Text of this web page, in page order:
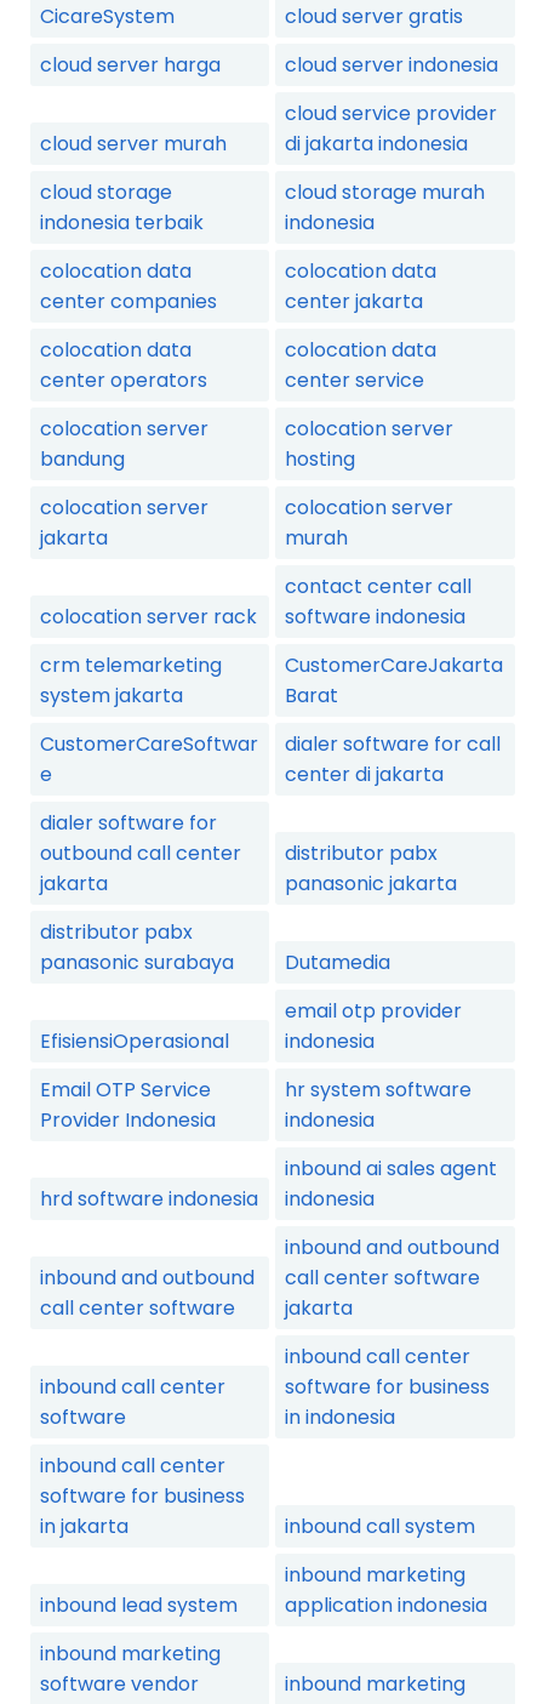
CicareSystem
cloud server gratis
cloud server harga
cloud server indonesia
cloud server murah
cloud service provider
di jakarta indonesia
cloud storage
indonesia terbaik
cloud storage murah
indonesia
colocation data
center companies
colocation data
center jakarta
colocation data
center operators
colocation data
center service
colocation server
bandung
colocation server
hosting
colocation server
jakarta
colocation server
murah
colocation server rack
contact center call
software indonesia
crm telemarketing
system jakarta
CustomerCareJakarta
Barat
CustomerCareSoftwar
e
dialer software for call
center di jakarta
dialer software for
outbound call center
jakarta
distributor pabx
panasonic jakarta
distributor pabx
panasonic surabaya
Dutamedia
EfisiensiOperasional
email otp provider
indonesia
Email OTP Service
Provider Indonesia
hr system software
indonesia
hrd software indonesia
inbound ai sales agent
indonesia
inbound and outbound
call center software
inbound and outbound
call center software
jakarta
inbound call center
software
inbound call center
software for business
in indonesia
inbound call center
software for business
in jakarta
inbound call system
inbound lead system
inbound marketing
application indonesia
inbound marketing
software vendor
inbound marketing